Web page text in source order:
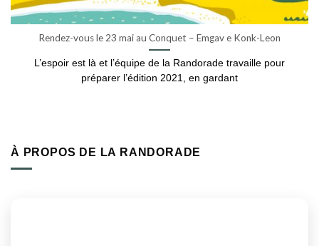
Rendez-vous le 23 mai au Conquet – Emgav e Konk-Leon
L’espoir est là et l’équipe de la Randorade travaille pour
préparer l’édition 2021, en gardant
À PROPOS DE LA RANDORADE